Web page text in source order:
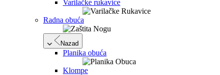
Varilačke rukavice
Radna obuća
Nazad
Planika obuća
Klompe